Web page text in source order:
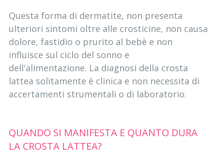
Questa forma di dermatite, non presenta
ulteriori sintomi oltre alle crosticine, non causa
dolore, fastidio o prurito al bebè e non
influisce sul ciclo del sonno e
dell'alimentazione. La diagnosi della crosta
lattea solitamente è clinica e non necessita di
accertamenti strumentali o di laboratorio.
QUANDO SI MANIFESTA E QUANTO DURA
LA CROSTA LATTEA?